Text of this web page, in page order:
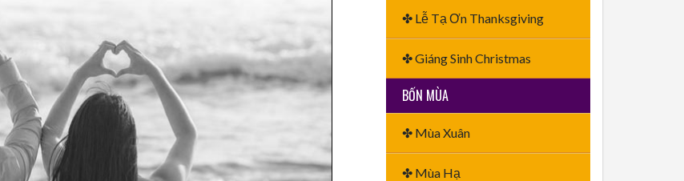
✤ Lễ Tạ Ơn Thanksgiving
✤ Giáng Sinh Christmas
BỐN MÙA
✤ Mùa Xuân
✤ Mùa Hạ